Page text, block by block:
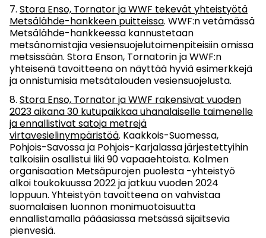
Stora Enso, Tornator ja WWF tekevät yhteistyötä
Metsälähde-hankkeen puitteissa. WWF:n vetämässä
Metsälähde-hankkeessa kannustetaan
metsänomistajia vesiensuojelutoimenpiteisiin omissa
metsissään. Stora Enson, Tornatorin ja WWF:n
yhteisenä tavoitteena on näyttää hyviä esimerkkejä
ja onnistumisia metsätalouden vesiensuojelusta.
Stora Enso, Tornator ja WWF rakensivat vuoden
2023 aikana 30 kutupaikkaa uhanalaiselle taimenelle
ja ennallistivat satoja metrejä
virtavesielinympäristöä. Kaakkois-Suomessa,
Pohjois-Savossa ja Pohjois-Karjalassa järjestettyihin
talkoisiin osallistui liki 90 vapaaehtoista. Kolmen
organisaation Metsäpurojen puolesta -yhteistyö
alkoi toukokuussa 2022 ja jatkuu vuoden 2024
loppuun. Yhteistyön tavoitteena on vahvistaa
suomalaisen luonnon monimuotoisuutta
ennallistamalla pääasiassa metsässä sijaitsevia
pienvesiä.